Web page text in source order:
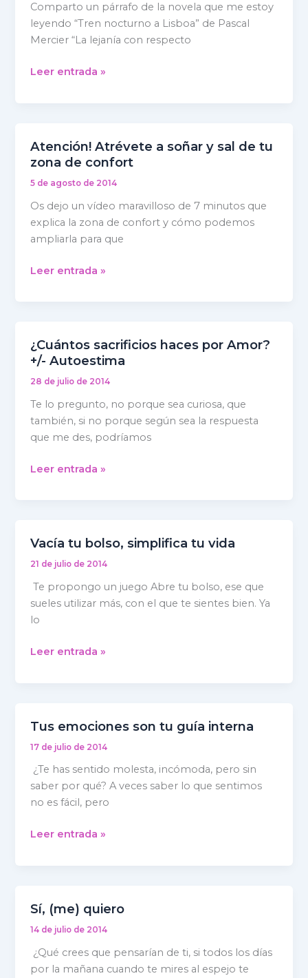
Comparto un párrafo de la novela que me estoy
leyendo “Tren nocturno a Lisboa” de Pascal
Mercier “La lejanía con respecto
ves
cuando
me
Leer entrada »
Atención! Atrévete a soñar y sal de tu
zona de confort
5 de agosto de 2014
Os dejo un vídeo maravilloso de 7 minutos que
explica la zona de confort y cómo podemos
ampliarla para que
Atención!
Atrévete
a
y
sal
de
zona
Leer entrada »
¿Cuántos sacrificios haces por Amor?
+/- Autoestima
28 de julio de 2014
Te lo pregunto, no porque sea curiosa, que
también, si no porque según sea la respuesta
que me des, podríamos
¿Cuántos
sacrificios
haces
Amor?
+/-
Autoestima
Leer entrada »
Vacía tu bolso, simplifica tu vida
21 de julio de 2014
Te propongo un juego Abre tu bolso, ese que
sueles utilizar más, con el que te sientes bien. Ya
lo
Vacía
tu
simplifica
tu
vida
Leer entrada »
Tus emociones son tu guía interna
17 de julio de 2014
¿Te has sentido molesta, incómoda, pero sin
saber por qué? A veces saber lo que sentimos
no es fácil, pero
Tus
emociones
tu
guía
interna
Leer entrada »
Sí, (me) quiero
14 de julio de 2014
¿Qué crees que pensarían de ti, si todos los días
por la mañana cuando te mires al espejo te
Sí,
(me)